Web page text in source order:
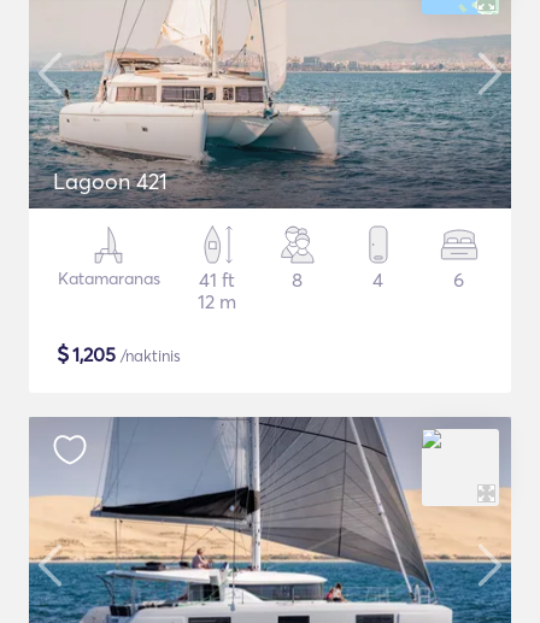
Lagoon 421
Katamaranas
41 ft
12 m
8 4 6
$1,205 /naktinis